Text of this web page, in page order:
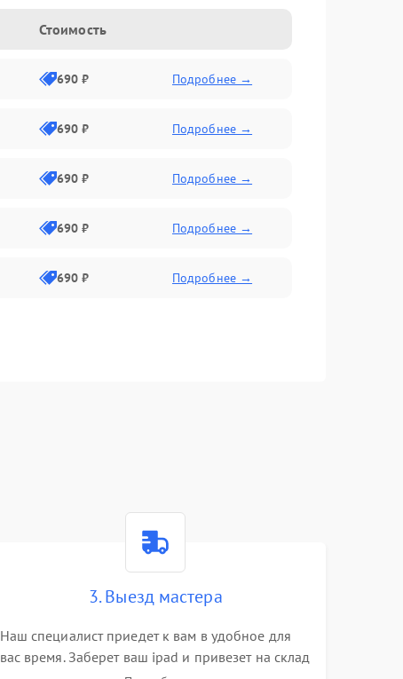
Стоимость
690 ₽ Подробнее →
690 ₽ Подробнее →
690 ₽ Подробнее →
690 ₽ Подробнее →
690 ₽ Подробнее →
3. Выезд мастера
Наш специалист приедет к вам в удобное для
вас время. Заберет ваш ipad и привезет на склад